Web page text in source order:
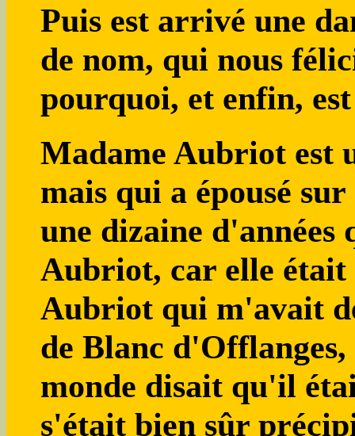
Puis est arrivé une
de nom, qui nous
pourquoi, et enfin,
Madame Aubriot est
mais qui a épousé
une dizaine d'années
Aubriot, car elle était
Aubriot qui m'avait
de Blanc
monde disait qu'il
s'était bien sûr